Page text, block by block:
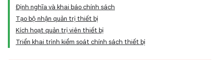
Định nghĩa và khai báo chính sách
Tạo bộ nhận quản trị thiết bị
Kích hoạt quản trị viên thiết bị
Triển khai trình kiểm soát chính sách thiết bị